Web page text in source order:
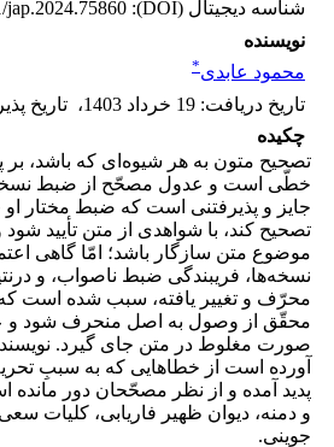
شناسه دیجیتال (DOI):
jap.2024.75860
نویسنده
محمود عابدی*
تاریخ دریافت: 19 خرداد 1403 ، تاریخ
چکیده
تصحیح متون به هر شیوه‌ای که باشد، بر
خطّی است و عدول مصحّح از ضبط
جایز و پذیرفتنی است که ضبط مختار
تصحیح کند، با شواهدی از متن تأیید
موضوع متن سازگار باشد؛ امّا گاهی
نسخه‌ها، فریبندگی ضبط ناصواب، و
محرّف و تغییر یافته، سبب شده است
محقّق از وصول به اصل منحرف شود و
صورت مغلوط در متن جای گیرد. نویسنده
آورده است از خطاهایی که به سببِ
پدید آمده و از نظر مصحّحان دور مانده
و دمنه، دیوان ظهیر فاریابی، کلیات
جوینی.